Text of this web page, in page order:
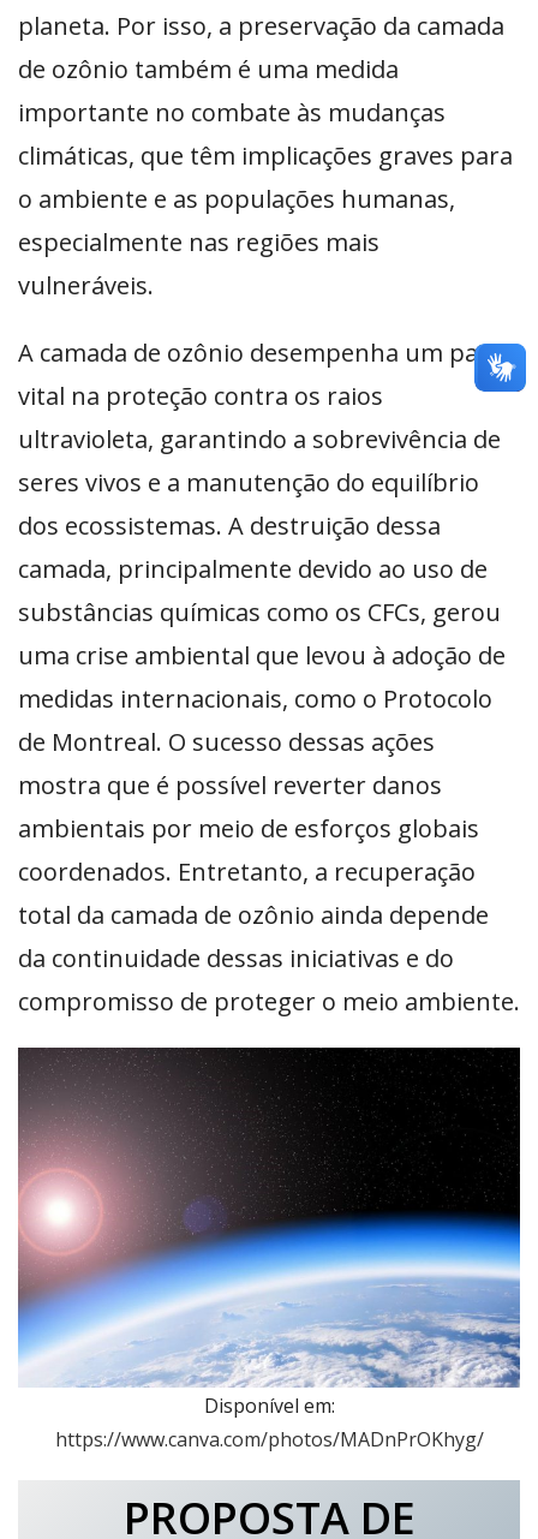
planeta. Por isso, a preservação da camada
de ozônio também é uma medida
importante no combate às mudanças
climáticas, que têm implicações graves para
o ambiente e as populações humanas,
especialmente nas regiões mais
vulneráveis.
A camada de ozônio desempenha um papel
vital na proteção contra os raios
ultravioleta, garantindo a sobrevivência de
seres vivos e a manutenção do equilíbrio
dos ecossistemas. A destruição dessa
camada, principalmente devido ao uso de
substâncias químicas como os CFCs, gerou
uma crise ambiental que levou à adoção de
medidas internacionais, como o Protocolo
de Montreal. O sucesso dessas ações
mostra que é possível reverter danos
ambientais por meio de esforços globais
coordenados. Entretanto, a recuperação
total da camada de ozônio ainda depende
da continuidade dessas iniciativas e do
compromisso de proteger o meio ambiente.
Disponível em:
https://www.canva.com/photos/MADnPrOKhyg/
PROPOSTA DE